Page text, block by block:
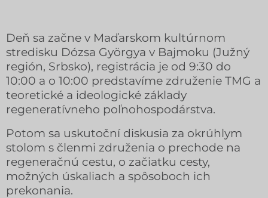
Deň sa začne v Maďarskom kultúrnom
stredisku Dózsa Györgya v Bajmoku (Južný
región, Srbsko), registrácia je od 9:30 do
10:00 a o 10:00 predstavíme združenie TMG a
teoretické a ideologické základy
regeneratívneho poľnohospodárstva.
Potom sa uskutoční diskusia za okrúhlym
stolom s členmi združenia o prechode na
regeneračnú cestu, o začiatku cesty,
možných úskaliach a spôsoboch ich
prekonania.